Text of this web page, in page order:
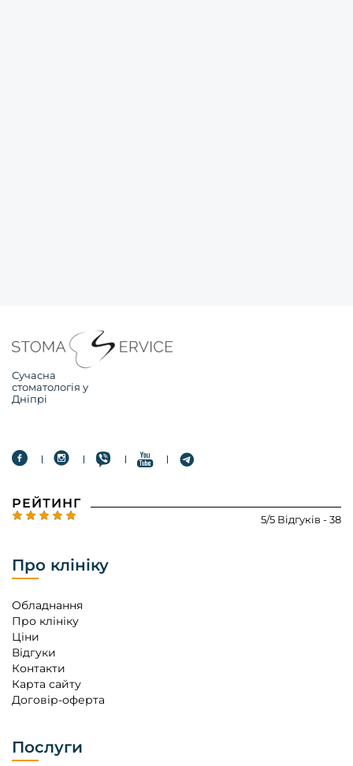
Сучасна
стоматологія у
Дніпрі
РЕЙТИНГ
5/5 Відгуків - 38
Про клініку
Обладнання
Про клініку
Ціни
Відгуки
Контакти
Карта сайту
Договір-оферта
Послуги